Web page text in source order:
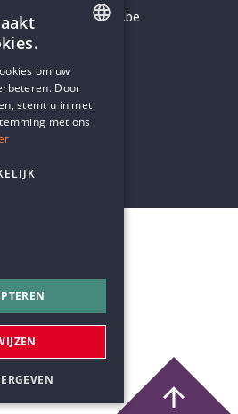
websites
DUTCH
om uw
Door
stemt u in met
met ons